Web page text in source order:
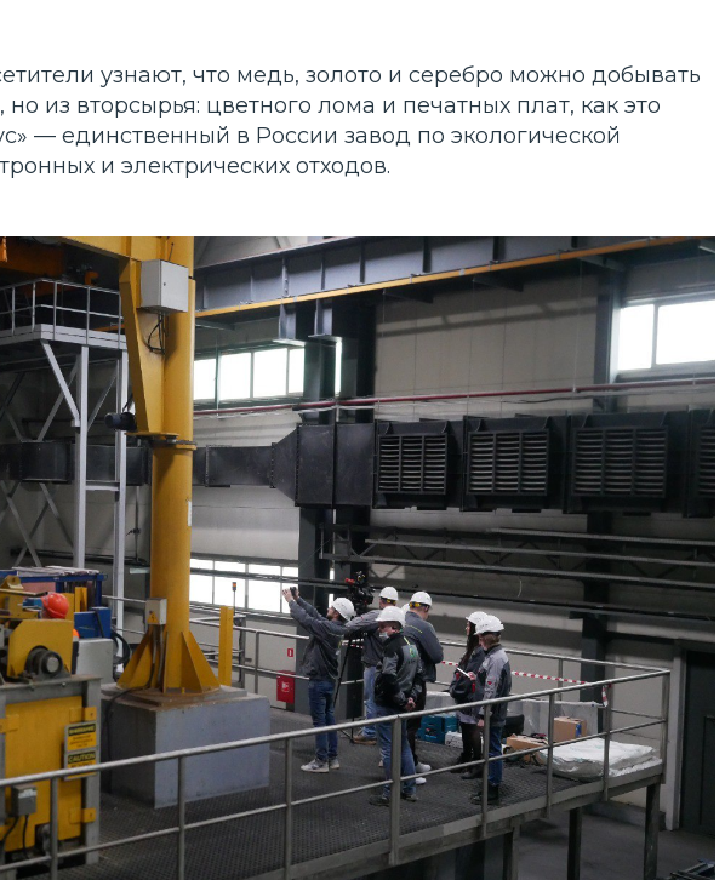
узнают, что медь, золото и серебро можно добывать
но из вторсырья: цветного лома и печатных плат, как это
— единственный в России завод по экологической
и электрических отходов.